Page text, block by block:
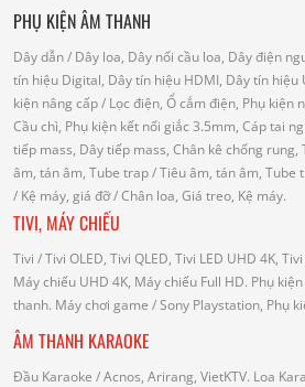
PHỤ KIỆN ÂM THANH
Dây dẫn/ Dây loa, Dây nối cầu loa, Dây điện
tín hiệu Digital, Dây tín hiệu HDMI, Dây tín hiệu
kiện nâng cấp/ Lọc điện, Ổ cắm điện, Phụ kiện
Cầu chì, Phụ kiện kết nối giắc 3.5mm, Cáp tai
tiếp mass, Dây tiếp mass, Chân kê chống rung,
âm, tán âm, Tube trap/ Tiêu âm, tán âm, Tube
/ Kệ máy, giá đỡ/ Chân loa, Giá treo, Kệ máy.
TIVI, MÁY CHIẾU
Tivi / Tivi OLED, Tivi QLED, Tivi LED UHD 4K,
Máy chiếu UHD 4K, Máy chiếu Full HD. Phụ kiện
thanh. Máy chơi game / Sony Playstation, Phụ
ÂM THANH KARAOKE
Đầu Karaoke / Acnos, Arirang, VietKTV. Loa